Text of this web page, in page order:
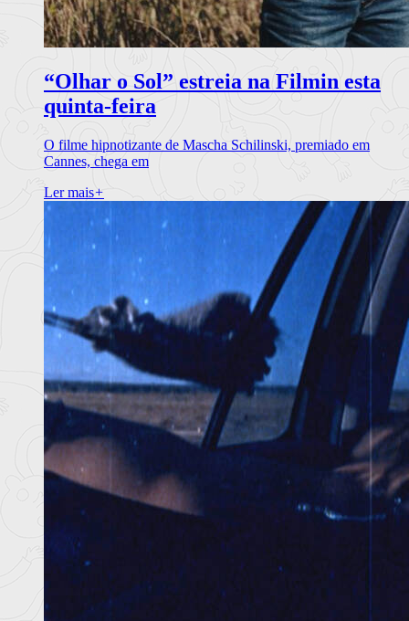
“Olhar o Sol” estreia na Filmin esta
quinta-feira
O filme hipnotizante de Mascha Schilinski, premiado em
Cannes, chega em
Ler mais+